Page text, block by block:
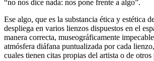
“no nos dice nada: nos pone frente a algo”.
Ese algo, que es la substancia ética y estética
despliega en varios lienzos dispuestos en el
manera correcta, museográficamente
atmósfera diáfana puntualizada por cada
cuales tienen citas propias del artista o de otros